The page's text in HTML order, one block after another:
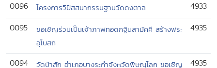
0096
โครงการวิปัสสนากรรมฐานวัดดงตาล
4933
0095
ขอเชิญร่วมเป็นเจ้าภาพทอดกฐินสามัคคี สร้างพระ
อุโบสถ
4935
0094
วัดป่าสัก อำเภอบางระกำจังหวัดพิษณุโลก ขอเชิญ
4935